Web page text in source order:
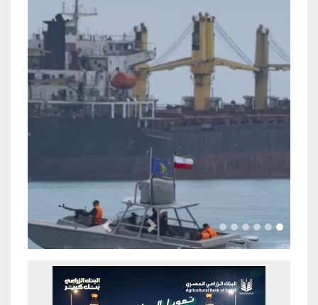
Previous Next